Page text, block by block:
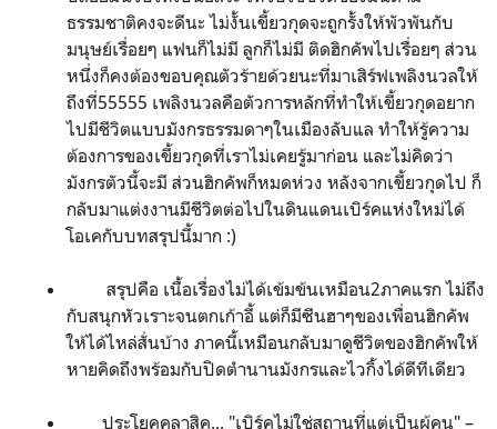
ธรรมชาติคงจะดีนะ ไม่งั้นเขี้ยวกุดจะถูกรั้งให้พัวพันกับ
มนุษย์เรื่อยๆ แฟนก็ไม่มี ลูกก็ไม่มี ติดฮิกคัพไปเรื่อยๆ ส่วน
หนึ่งก็คงต้องขอบคุณตัวร้ายด้วยนะที่มาเสิร์ฟเพลิงนวลให้
ถึงที่55555 เพลิงนวลคือตัวการหลักที่ทำให้เขี้ยวกุดอยาก
ไปมีชีวิตแบบมังกรธรรมดาๆในเมืองลับแล ทำให้รู้ความ
ต้องการของเขี้ยวกุดที่เราไม่เคยรู้มาก่อน และไม่คิดว่า
มังกรตัวนี้จะมี ส่วนฮิกคัพก็หมดห่วง หลังจากเขี้ยวกุดไป ก็
กลับมาแต่งงานมีชีวิตต่อไปในดินแดนเบิร์คแห่งใหม่ได้
โอเคกับบทสรุปนี้มาก :)
สรุปคือ เนื้อเรื่องไม่ได้เข้มข้นเหมือน2ภาคแรก ไม่ถึง
กับสนุกหัวเราะจนตกเก้าอี้ แต่ก็มีซีนฮาๆของเพื่อนฮิกคัพ
ให้ได้ไหล่สั่นบ้าง ภาคนี้เหมือนกลับมาดูชีวิตของฮิกคัพให้
หายคิดถึงพร้อมกับปิดตำนานมังกรและไวกิ้งได้ดีทีเดียว
ประโยคคลาสิค... "เบิร์คไม่ใช่สถานที่แต่เป็นผู้คน" –